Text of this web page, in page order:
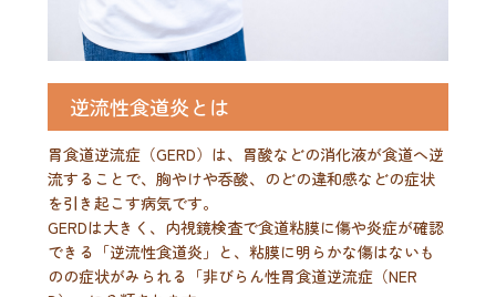
逆流性食道炎とは
胃食道逆流症（GERD）は、胃酸などの消化液が食道へ逆
流することで、胸やけや呑酸、のどの違和感などの症状
を引き起こす病気です。
GERDは大きく、内視鏡検査で食道粘膜に傷や炎症が確認
できる「逆流性食道炎」と、粘膜に明らかな傷はないも
のの症状がみられる「非びらん性胃食道逆流症（NER